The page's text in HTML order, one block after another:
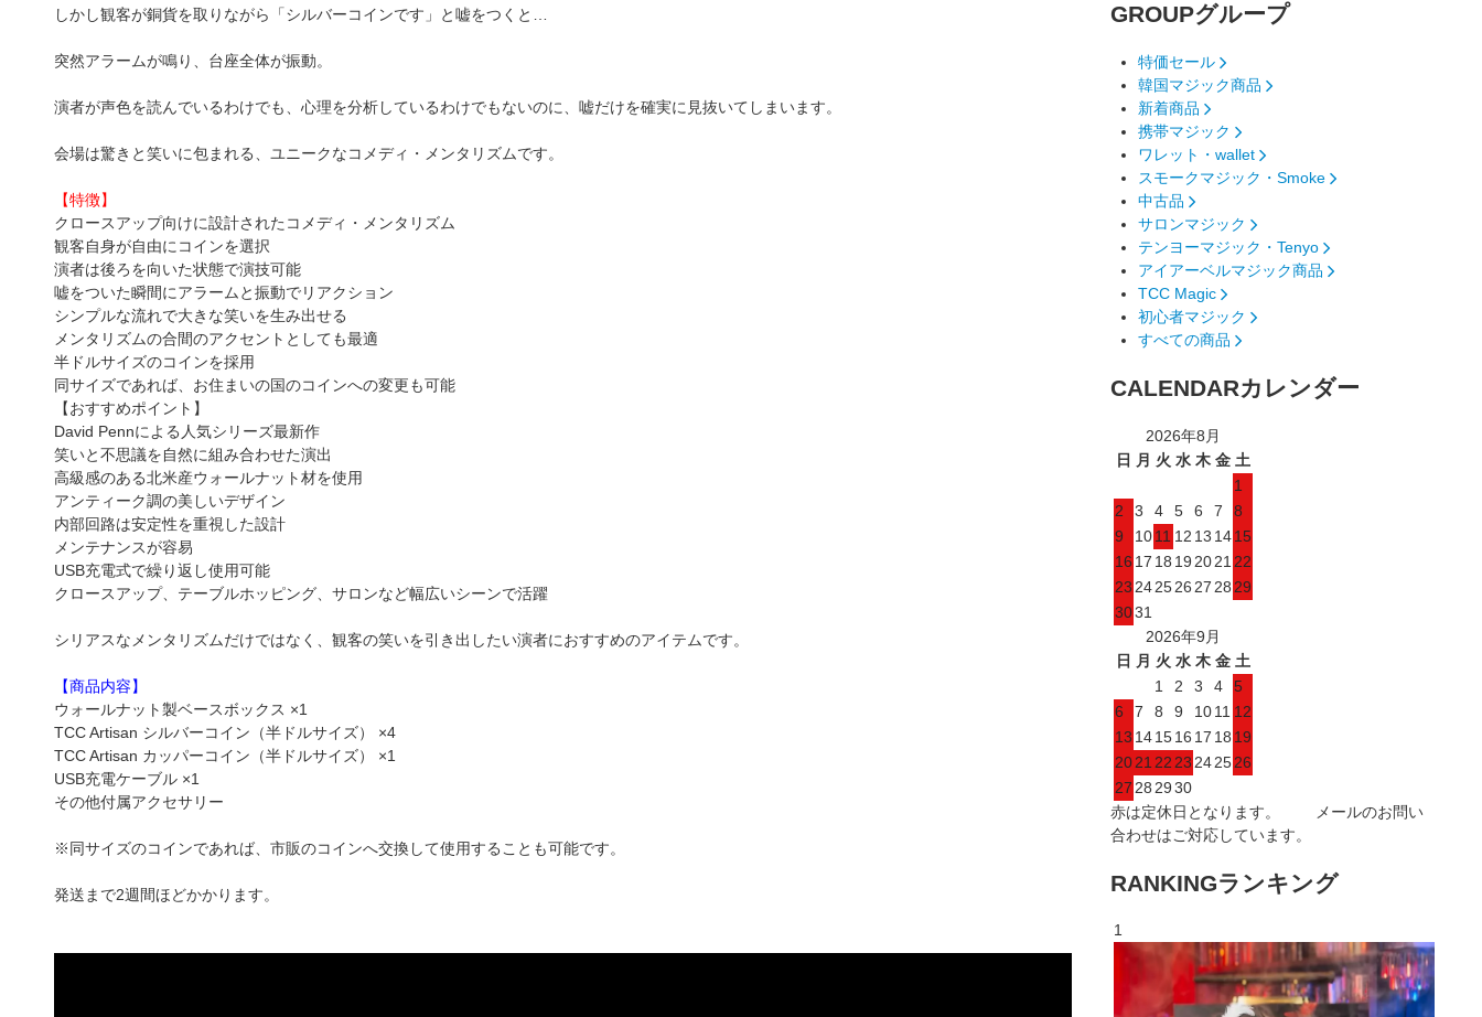
しかし観客が銅貨を取りながら「シルバーコインです」と嘘をつくと…
突然アラームが鳴り、台座全体が振動。
演者が声色を読んでいるわけでも、心理を分析しているわけでもないのに、嘘だけを確実に見抜いてしまいます。
会場は驚きと笑いに包まれる、ユニークなコメディ・メンタリズムです。
【特徴】
クロースアップ向けに設計されたコメディ・メンタリズム
観客自身が自由にコインを選択
演者は後ろを向いた状態で演技可能
嘘をついた瞬間にアラームと振動でリアクション
シンプルな流れで大きな笑いを生み出せる
メンタリズムの合間のアクセントとしても最適
半ドルサイズのコインを採用
同サイズであれば、お住まいの国のコインへの変更も可能
【おすすめポイント】
David Pennによる人気シリーズ最新作
笑いと不思議を自然に組み合わせた演出
高級感のある北米産ウォールナット材を使用
アンティーク調の美しいデザイン
内部回路は安定性を重視した設計
メンテナンスが容易
USB充電式で繰り返し使用可能
クロースアップ、テーブルホッピング、サロンなど幅広いシーンで活躍
シリアスなメンタリズムだけではなく、観客の笑いを引き出したい演者におすすめのアイテムです。
【商品内容】
ウォールナット製ベースボックス ×1
TCC Artisan シルバーコイン（半ドルサイズ） ×4
TCC Artisan カッパーコイン（半ドルサイズ） ×1
USB充電ケーブル ×1
その他付属アクセサリー
※同サイズのコインであれば、市販のコインへ交換して使用することも可能です。
発送まで2週間ほどかかります。
GROUPグループ
特価セール
韓国マジック商品
新着商品
携帯マジック
ワレット・wallet
スモークマジック・Smoke
中古品
サロンマジック
テンヨーマジック・Tenyo
アイアーベルマジック商品
TCC Magic
初心者マジック
すべての商品
CALENDARカレンダー
2026年8月
日 月 火 水 木 金 土
1
2
3 4 5 6 7
8
9
1011 12 13 1415
16 17 18 19 2021 22
23 242526 27 28 29
3031
2026年9月
日 月 火 水 木 金 土
1
2 3 4
5
6
7 8 9 1011 12
13 141516 17 18 19
2021 22 23 242526
27 28 29 30
赤は定休日となります。 メールのお問い
合わせはご対応しています。
RANKINGランキング
1